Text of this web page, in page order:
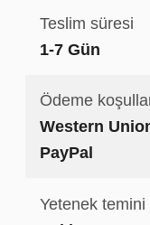
Teslim süresi
1-7 Gün
Ödeme
Western
PayPal
Yetenek temini